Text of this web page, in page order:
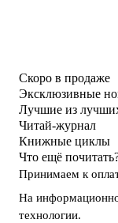
Скоро в продаже
Эксклюзивные
Лучшие из
Читай-журнал
Книжные циклы
Что ещё
Принимаем к
На
технологии.